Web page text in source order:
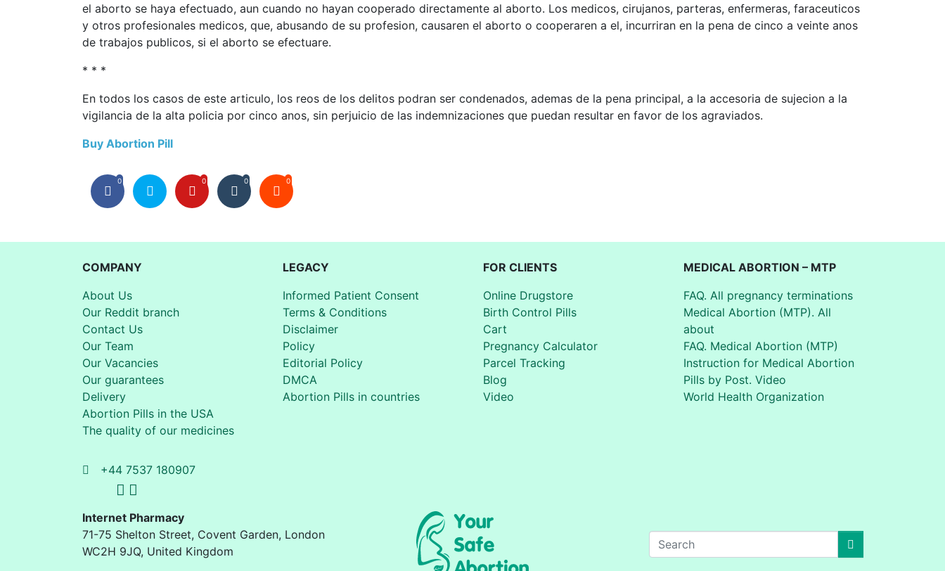
el aborto se haya efectuado, aun cuando no hayan cooperado directamente al aborto. Los medicos, cirujanos, parteras, enfermeras, faraceuticos
y otros profesionales medicos, que, abusando de su profesion, causaren el aborto o cooperaren a el, incurriran en la pena de cinco a veinte anos
de trabajos publicos, si el aborto se efectuare.
* * *
En todos los casos de este articulo, los reos de los delitos podran ser condenados, ademas de la pena principal, a la accesoria de sujecion a la
vigilancia de la alta policia por cinco anos, sin perjuicio de las indemnizaciones que puedan resultar en favor de los agraviados.
Buy Abortion Pill
0 0 0 0
COMPANY
About Us
Our Reddit branch
Contact Us
Our Team
Our Vacancies
Our guarantees
Delivery
Abortion Pills in the USA
The quality of our medicines
LEGACY
Informed Patient Consent
Terms & Conditions
Disclaimer
Policy
Editorial Policy
DMCA
Abortion Pills in countries
FOR CLIENTS
Online Drugstore
Birth Control Pills
Cart
Pregnancy Calculator
Parcel Tracking
Blog
Video
MEDICAL ABORTION – MTP
FAQ. All pregnancy terminations
Medical Abortion (MTP). All
about
FAQ. Medical Abortion (MTP)
Instruction for Medical Abortion
Pills by Post. Video
World Health Organization
+44 7537 180907
Internet Pharmacy
71-75 Shelton Street, Covent Garden, London
WC2H 9JQ, United Kingdom